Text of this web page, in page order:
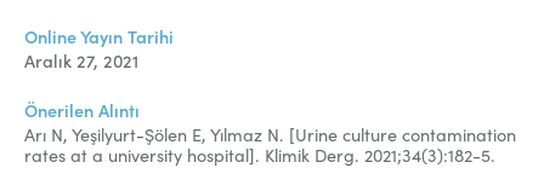
Online Yayın Tarihi
Aralık 27, 2021
Önerilen Alıntı
Arı N, Yeşilyurt-Şölen E, Yılmaz N. [Urine culture contamination
rates at a university hospital]. Klimik Derg. 2021;34(3):182-5.